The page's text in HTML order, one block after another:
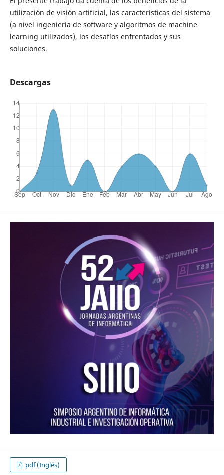
utilización de visión artificial, las características del sistema
(a nivel ingeniería de software y algoritmos de machine
learning utilizados), los desafíos enfrentados y sus
soluciones.
Descargas
pdf (Inglés)